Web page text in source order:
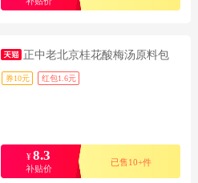
正中老北京桂花酸梅汤原料包
券10元 红包1.6元
¥8.3
补贴价
已售10+件